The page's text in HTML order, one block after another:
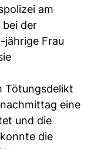
am
der
jährige Frau
Tötungsdelikt
eine
und die
die